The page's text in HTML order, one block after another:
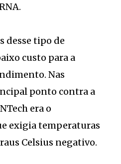
desse tipo de
custo para a
Nas
ponto contra a
era o
exigia temperaturas
Celsius negativo.